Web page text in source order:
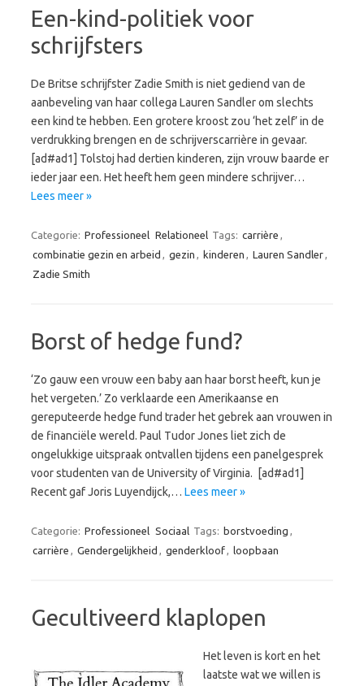
Een-kind-politiek voor
schrijfsters
De Britse schrijfster Zadie Smith is niet gediend van de
aanbeveling van haar collega Lauren Sandler om slechts
een kind te hebben. Een grotere kroost zou ‘het zelf’ in de
verdrukking brengen en de schrijverscarrière in gevaar.
[ad#ad1] Tolstoj had dertien kinderen, zijn vrouw baarde er
ieder jaar een. Het heeft hem geen mindere schrijver…
Lees meer »
Categorie: Professioneel Relationeel Tags: carrière ,
combinatie gezin en arbeid , gezin , kinderen , Lauren Sandler,
Zadie Smith
Borst of hedge fund?
‘Zo gauw een vrouw een baby aan haar borst heeft, kun je
het vergeten.’ Zo verklaarde een Amerikaanse en
gereputeerde hedge fund trader het gebrek aan vrouwen in
de financiële wereld. Paul Tudor Jones liet zich de
ongelukkige uitspraak ontvallen tijdens een panelgesprek
voor studenten van de University of Virginia. [ad#ad1]
Recent gaf Joris Luyendijck,… Lees meer »
Categorie: Professioneel Sociaal Tags: borstvoeding ,
carrière , Gendergelijkheid , genderkloof, loopbaan
Gecultiveerd klaplopen
Het leven is kort en het
laatste wat we willen is